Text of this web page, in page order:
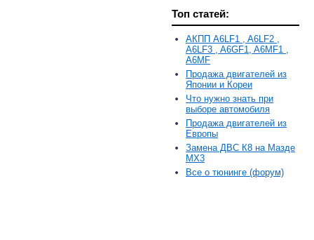
Топ статей:
АКПП A6LF1 , A6LF2 ,
A6LF3 , A6GF1, A6MF1 ,
A6MF
Продажа двигателей из
Японии и Кореи
Что нужно знать при
выборе автомобиля
Продажа двигателей из
Европы
Замена ДВС К8 на Мазде
MX3
Все о тюнинге (форум)